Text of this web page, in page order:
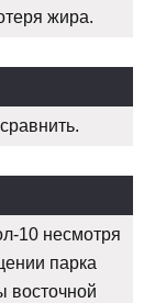
жира.
10 несмотря
парка
восточной